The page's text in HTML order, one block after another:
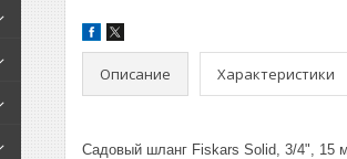
Описание Характеристики
Садовый шланг Fiskars Solid, 3/4", 15